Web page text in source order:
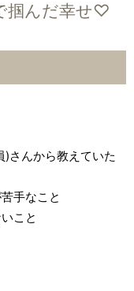
掴んだ幸せ♡
さんから教えていた
手なこと
こと